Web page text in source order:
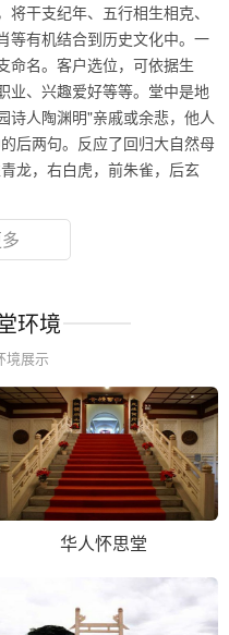
干支纪年、五行相生相克、
等有机结合到历史文化中。一
命名。客户选位，可依据生
业、兴趣爱好等等。堂中是地
诗人陶渊明"亲戚或余悲，他人
后两句。反应了回归大自然母
龙，右白虎，前朱雀，后玄
环境
境展示
华人怀思堂